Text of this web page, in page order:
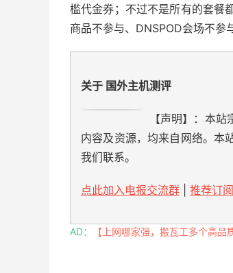
槛代金券；不过不是所有的套餐
商品不参与、DNSPOD会场不参
关于 国外主机测评
【声明】：本
内容及资源，均来自网络。本
我们联系。
点此加入电报交流群 推荐订
AD： 【上网哪家强，搬瓦工多个高